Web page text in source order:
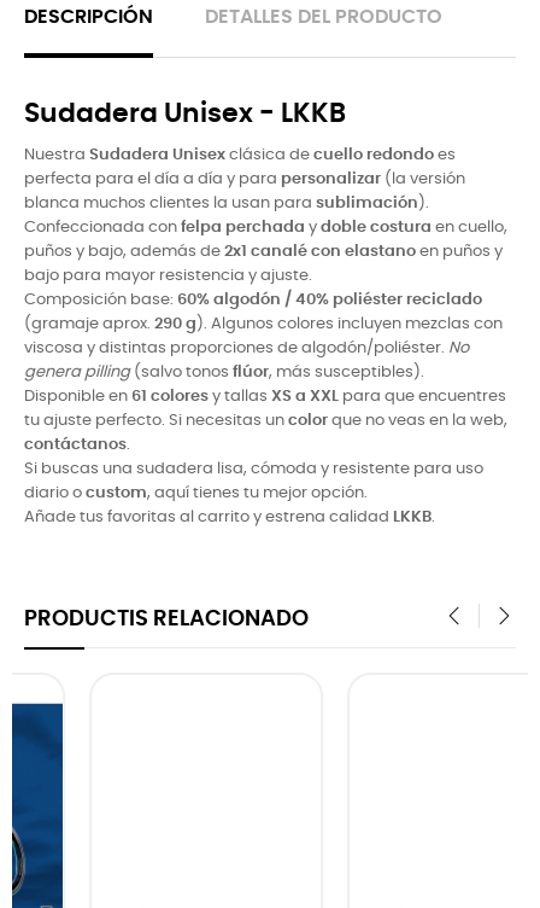
DESCRIPCIÓN DETALLES DEL PRODUCTO
Sudadera Unisex - LKKB
Nuestra Sudadera Unisex clásica de cuello redondo es
perfecta para el día a día y para personalizar (la versión
blanca muchos clientes la usan para sublimación ).
Confeccionada con felpa perchada y doble costura en cuello,
puños y bajo, además de 2x1 canalé con elastano en puños y
bajo para mayor resistencia y ajuste.
Composición base: 60% algodón / 40% poliéster reciclado
(gramaje aprox. 290 g ). Algunos colores incluyen mezclas con
viscosa y distintas proporciones de algodón/poliéster. No
genera pilling(salvo tonos flúor, más susceptibles).
Disponible en 61 colores y tallas XS a XXL para que encuentres
tu ajuste perfecto. Si necesitas un color que no veas en la web,
contáctanos.
Si buscas una sudadera lisa, cómoda y resistente para uso
diario o custom, aquí tienes tu mejor opción.
Añade tus favoritas al carrito y estrena calidad LKKB.
PRODUCTIS RELACIONADO